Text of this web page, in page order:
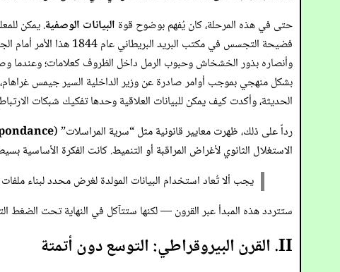
حتى في هذه المرحلة، كان يُفهم بوضوح قوة البيانات الوصفية. يمكن
فضيحة التجسس في
وأنصاره بذور الخشخاش وحبوب الرمل داخل الظروف كعلامات؛ وعندما
بشكل منهجي بموجب أوامر صادرة عن وزير الداخلية السير جيمس غراهام،
الحديثة، وأكدت كيف يمكن للبيانات العلاقية وحدها تفكيك شبكات
رداً على ذلك، ظهرت معايير قانونية مثل “سرية المراسلات” (
الاستغلال الثانوي لأغراض المراقبة أو التنميط. كانت الفكرة الأساسية
يجب ألا تُعاد استخدام البيانات المولدة لغرض محدد لبناء
ستتردد هذه المبدأ عبر القرون — لكنها ستتآكل في النهاية تحت الضغط
II. القرن البيروقراطي: التوسع دون أتمتة